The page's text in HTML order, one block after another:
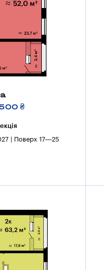
₴
| Поверх 17—25